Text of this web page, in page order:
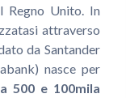
Regno Unito. In
attraverso
da Santander
nasce per
500 e 100mila